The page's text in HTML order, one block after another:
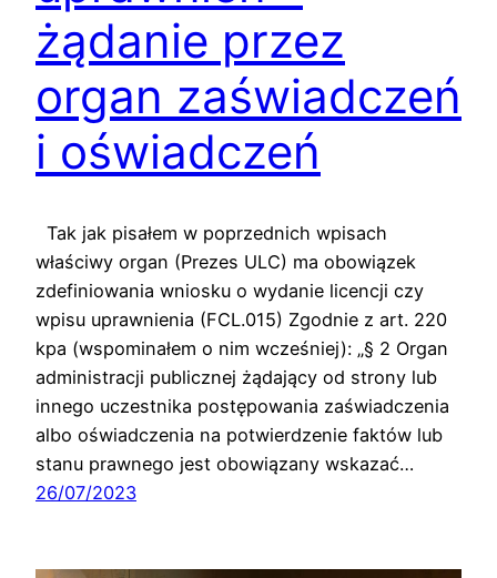
żądanie przez
organ zaświadczeń
i oświadczeń
Tak jak pisałem w poprzednich wpisach
właściwy organ (Prezes ULC) ma obowiązek
zdefiniowania wniosku o wydanie licencji czy
wpisu uprawnienia (FCL.015) Zgodnie z art. 220
kpa (wspominałem o nim wcześniej): „§ 2 Organ
administracji publicznej żądający od strony lub
innego uczestnika postępowania zaświadczenia
albo oświadczenia na potwierdzenie faktów lub
stanu prawnego jest obowiązany wskazać…
26/07/2023